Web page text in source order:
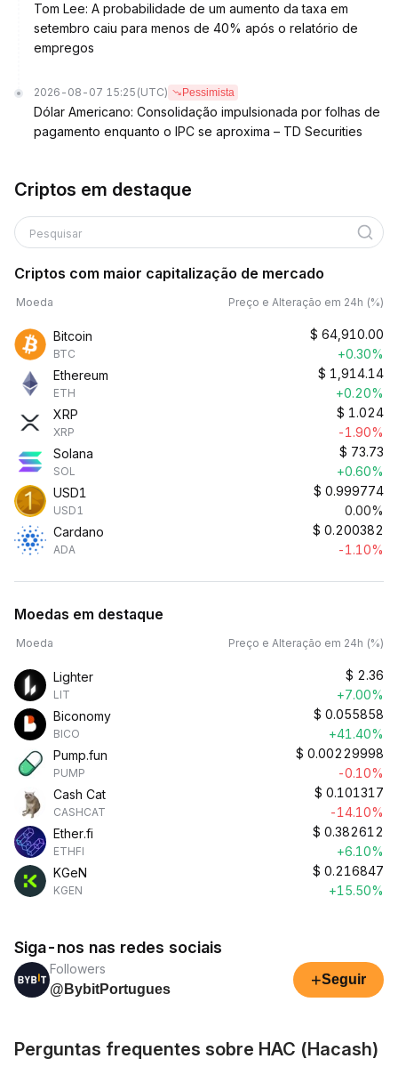
Tom Lee: A probabilidade de um aumento da taxa em
setembro caiu para menos de 40% após o relatório de
empregos
2026-08-07 15:25 (UTC) Pessimista
Dólar Americano: Consolidação impulsionada por folhas de
pagamento enquanto o IPC se aproxima – TD Securities
Criptos em destaque
Pesquisar
Criptos com maior capitalização de mercado
Moeda Preço e Alteração em 24h (%)
Bitcoin
BTC
$ 64,910.00
+0.30%
Ethereum
ETH
$ 1,914.14
+0.20%
XRP
XRP
$ 1.024
-1.90%
Solana
SOL
$ 73.73
+0.60%
USD1
USD1
$ 0.999774
0.00%
Cardano
ADA
$ 0.200382
-1.10%
Moedas em destaque
Moeda Preço e Alteração em 24h (%)
Lighter
LIT
$ 2.36
+7.00%
Biconomy
BICO
$ 0.055858
+41.40%
Pump.fun
PUMP
$ 0.00229998
-0.10%
Cash Cat
CASHCAT
$ 0.101317
-14.10%
Ether.fi
ETHFI
$ 0.382612
+6.10%
KGeN
KGEN
$ 0.216847
+15.50%
Siga-nos nas redes sociais
Followers
@BybitPortugues
+Seguir
Perguntas frequentes sobre HAC (Hacash)